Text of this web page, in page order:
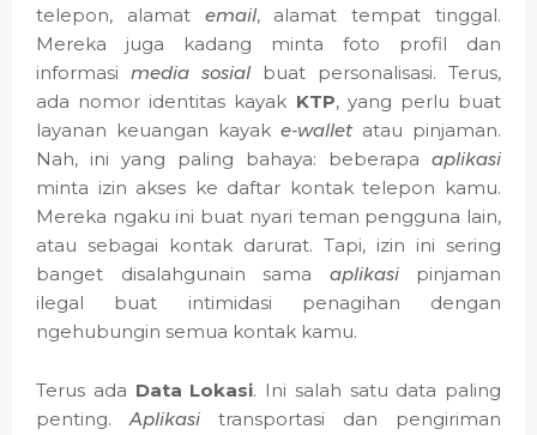
telepon, alamat email, alamat tempat tinggal.
Mereka juga kadang minta foto profil dan
informasi media sosialbuat personalisasi. Terus,
ada nomor identitas kayak KTP, yang perlu buat
layanan keuangan kayak e-wallet atau pinjaman.
Nah, ini yang paling bahaya: beberapa aplikasi
minta izin akses ke daftar kontak telepon kamu.
Mereka ngaku ini buat nyari teman pengguna lain,
atau sebagai kontak darurat. Tapi, izin ini sering
banget disalahgunain sama aplikasipinjaman
ilegal buat intimidasi penagihan dengan
ngehubungin semua kontak kamu.
Terus ada Data Lokasi. Ini salah satu data paling
penting.Aplikasi transportasi dan pengiriman